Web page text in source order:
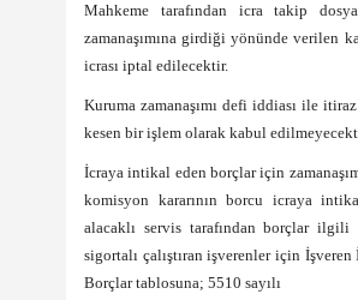
Mahkeme tarafından icra takip
zamanaşımına girdiği yönünde verilen
icrası iptal edilecektir.
Kuruma zamanaşımı defi iddiası ile
kesen bir işlem olarak kabul
İcraya intikal eden borçlar için
komisyon kararının borcu icraya
alacaklı servis tarafından borçlar ilgili
sigortalı çalıştıran işverenler için
Borçlar tablosuna; 5510 sayılı